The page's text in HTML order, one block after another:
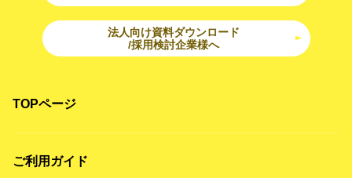
法人向け資料ダウンロード
/採用検討企業様へ
TOPページ
ご利用ガイド